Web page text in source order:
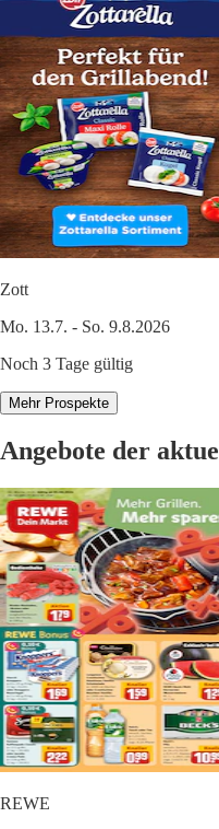
Zott
Mo. 13.7. - So. 9.8.2026
Noch 3 Tage gültig
Mehr Prospekte
Angebote der
REWE